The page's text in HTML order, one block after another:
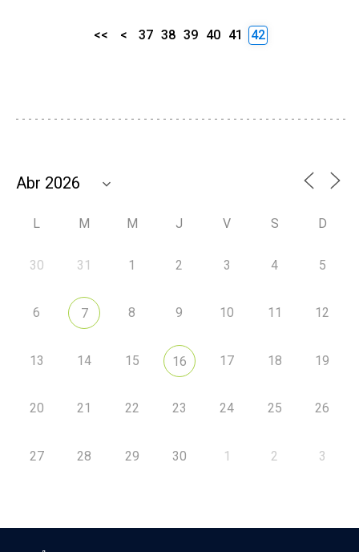
<< < 37 38 39 40 41 42
L M M J V S D
30 31 1 2 3 4 5
6 7 8 9 10 11 12
13 14 15 16 17 18 19
20 21 22 23 24 25 26
27 28 29 30 1 2 3